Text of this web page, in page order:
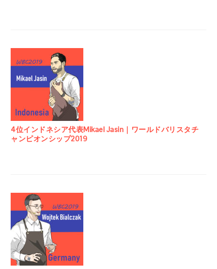
4位インドネシア代表Mikael Jasin｜ワールドバリスタチ
ャンピオンシップ2019